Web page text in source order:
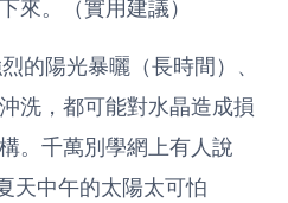
來。（實用建議）
的陽光暴曬（長時間）、
洗，都可能對水晶造成損
。千萬別學網上有人說
天中午的太陽太可怕